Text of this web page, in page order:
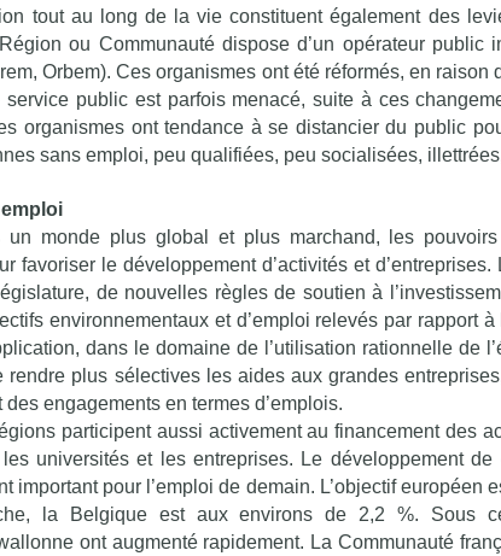
tout au long de la vie constituent également des
ou Communauté dispose d’un opérateur public
Orbem). Ces organismes ont été réformés, en raison
public est parfois menacé, suite à ces
organismes ont tendance à se distancier du public
sans emploi, peu qualifiées, peu socialisées,
monde plus global et plus marchand, les
favoriser le développement d’activités et
de nouvelles règles de soutien à
environnementaux et d’emploi relevés par rapport
dans le domaine de l’utilisation rationnelle de
rendre plus sélectives les aides aux grandes
engagements en termes d’emplois.
participent aussi activement au financement des
universités et les entreprises. Le développement
important pour l’emploi de demain. L’objectif européen
la Belgique est aux environs de 2,2 %. Sous
ont augmenté rapidement. La Communauté